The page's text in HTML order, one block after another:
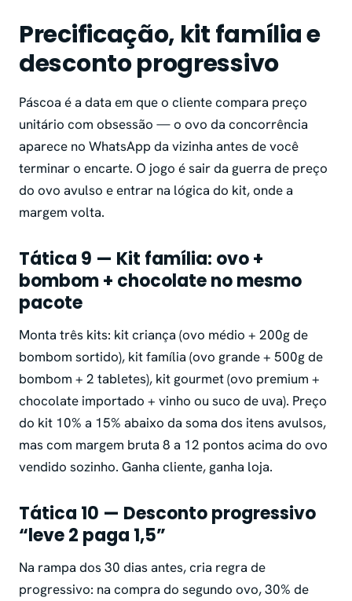
Precificação, kit família e
desconto progressivo
Páscoa é a data em que o cliente compara preço
unitário com obsessão — o ovo da concorrência
aparece no WhatsApp da vizinha antes de você
terminar o encarte. O jogo é sair da guerra de preço
do ovo avulso e entrar na lógica do kit, onde a
margem volta.
Tática 9 — Kit família: ovo +
bombom + chocolate no mesmo
pacote
Monta três kits: kit criança (ovo médio + 200g de
bombom sortido), kit família (ovo grande + 500g de
bombom + 2 tabletes), kit gourmet (ovo premium +
chocolate importado + vinho ou suco de uva). Preço
do kit 10% a 15% abaixo da soma dos itens avulsos,
mas com margem bruta 8 a 12 pontos acima do ovo
vendido sozinho. Ganha cliente, ganha loja.
Tática 10 — Desconto progressivo
“leve 2 paga 1,5”
Na rampa dos 30 dias antes, cria regra de
progressivo: na compra do segundo ovo, 30% de